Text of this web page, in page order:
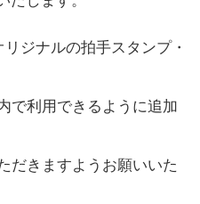
ジナルの拍手スタンプ・
で利用できるように追加
だきますようお願いいた